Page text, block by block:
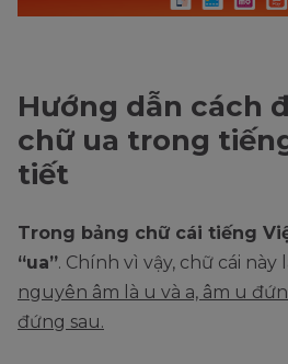
Hướng dẫn cách
chữ ua trong
tiết
Trong bảng chữ cái tiếng
“ua”. Chính vì vậy, chữ cái này
nguyên âm là u và a, âm u
đứng sau.